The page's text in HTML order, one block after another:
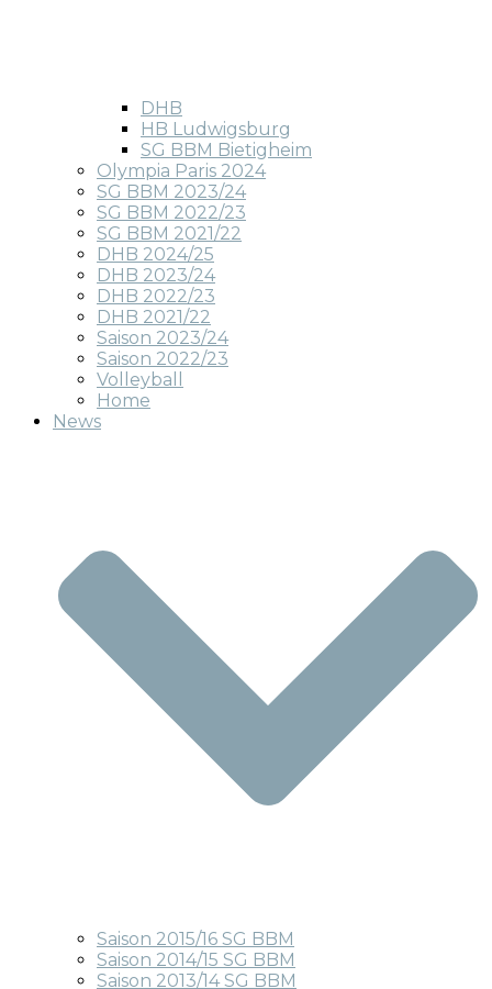
DHB
HB Ludwigsburg
SG BBM Bietigheim
Olympia Paris 2024
SG BBM 2023/24
SG BBM 2022/23
SG BBM 2021/22
DHB 2024/25
DHB 2023/24
DHB 2022/23
DHB 2021/22
Saison 2023/24
Saison 2022/23
Volleyball
Home
News
Saison 2015/16 SG BBM
Saison 2014/15 SG BBM
Saison 2013/14 SG BBM